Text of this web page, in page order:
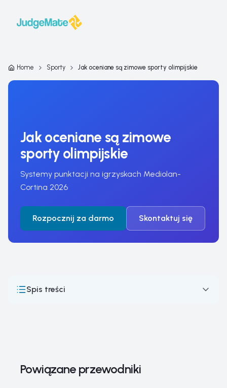
Home Sporty Jak oceniane są zimowe sporty olimpijskie
Jak oceniane są zimowe
sporty olimpijskie
Systemy punktacji na igrzyskach Mediolan-
Cortina 2026
Rozpocznij za darmo Skontaktuj się
Spis treści
Powiązane przewodniki